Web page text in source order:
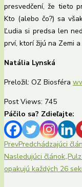
presvedčení, že tieto
Kto (alebo čo?) sa
Ľudia si predsa len
prví, ktorí žijú na Zemi
Natália Lynská
Preložil: OZ Biosféra
Post Views: 745
Páčilo sa? Zdieľajte:
PrevPredchádzajúci
Nasledujúci článok
opakujú každých 26